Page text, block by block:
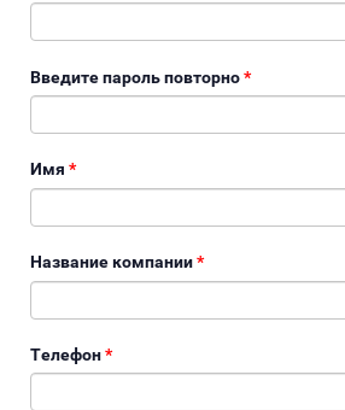
Введите пароль повторно*
Имя*
Название компании*
Телефон*